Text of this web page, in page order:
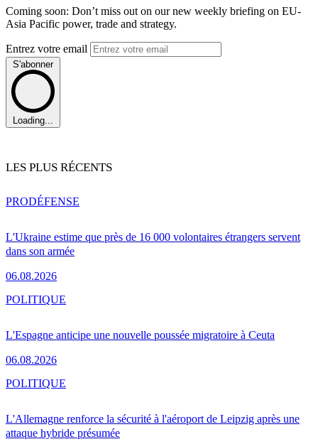
Coming soon: Don’t miss out on our new weekly briefing on EU-
Asia Pacific power, trade and strategy.
Entrez votre email
S'abonner
Loading...
LES PLUS RÉCENTS
L'Ukraine estime que près de 16 000 volontaires étrangers servent
dans son armée
06.08.2026
PRODÉFENSE
L'Espagne anticipe une nouvelle poussée migratoire à Ceuta
06.08.2026
POLITIQUE
L'Allemagne renforce la sécurité à l'aéroport de Leipzig après une
attaque hybride présumée
POLITIQUE